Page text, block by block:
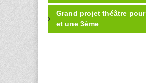
Grand projet théâtre
et une 3ème